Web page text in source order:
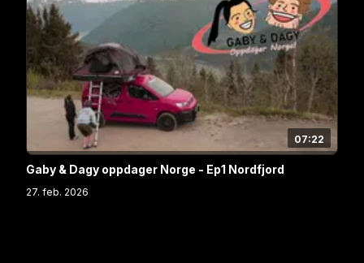
07:22
Gaby & Dagy oppdager Norge - Ep1 Nordfjord
27. feb. 2026